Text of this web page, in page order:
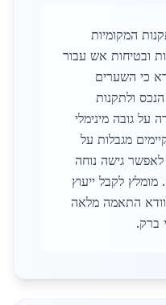
המקומיות
ובטיחות אש עבור
כי השערים
ולתקנות
על גובה מינימלי
מגבלות על
לאפשר גישה נוחה
מומלץ לקבל ייעוץ
התאמה מלאה
ברק.